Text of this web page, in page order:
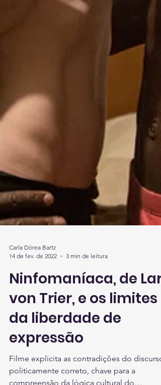
Carla Dórea Bartz
14 de fev. de 2022
3 min de leitura
Ninfomaníaca, de Lars
von Trier, e os limites
da liberdade de